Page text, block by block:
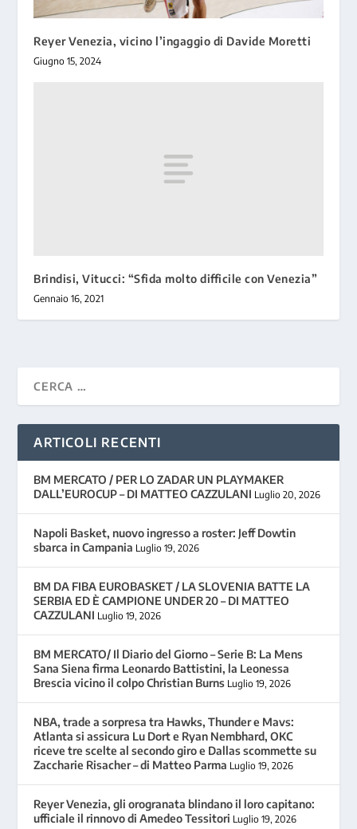
Reyer Venezia, vicino l’ingaggio di Davide Moretti
Giugno 15, 2024
Brindisi, Vitucci: “Sfida molto difficile con Venezia”
Gennaio 16, 2021
ARTICOLI RECENTI
BM MERCATO / PER LO ZADAR UN PLAYMAKER
DALL’EUROCUP – DI MATTEO CAZZULANI Luglio 20, 2026
Napoli Basket, nuovo ingresso a roster: Jeff Dowtin
sbarca in Campania Luglio 19, 2026
BM DA FIBA EUROBASKET / LA SLOVENIA BATTE LA
SERBIA ED È CAMPIONE UNDER 20 – DI MATTEO
CAZZULANI Luglio 19, 2026
BM MERCATO/ Il Diario del Giorno – Serie B: La Mens
Sana Siena firma Leonardo Battistini, la Leonessa
Brescia vicino il colpo Christian Burns Luglio 19, 2026
NBA, trade a sorpresa tra Hawks, Thunder e Mavs:
Atlanta si assicura Lu Dort e Ryan Nembhard, OKC
riceve tre scelte al secondo giro e Dallas scommette su
Zaccharie Risacher – di Matteo Parma Luglio 19, 2026
Reyer Venezia, gli orogranata blindano il loro capitano:
ufficiale il rinnovo di Amedeo Tessitori Luglio 19, 2026